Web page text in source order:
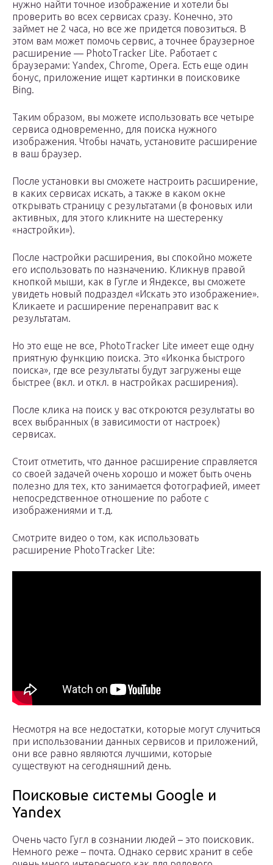
нужно найти точное изображение и хотели бы
проверить во всех сервисах сразу. Конечно, это
займет не 2 часа, но все же придется повозиться. В
этом вам может помочь сервис, а точнее браузерное
расширение — PhotoTracker Lite. Работает с
браузерами: Yandex, Chrome, Opera. Есть еще один
бонус, приложение ищет картинки в поисковике
Bing.
Таким образом, вы можете использовать все четыре
сервиса одновременно, для поиска нужного
изображения. Чтобы начать, установите расширение
в ваш браузер.
После установки вы сможете настроить расширение,
в каких сервисах искать, а также в каком окне
открывать страницу с результатами (в фоновых или
активных, для этого кликните на шестеренку
«настройки»).
После настройки расширения, вы спокойно можете
его использовать по назначению. Кликнув правой
кнопкой мыши, как в Гугле и Яндексе, вы сможете
увидеть новый подраздел «Искать это изображение».
Кликаете и расширение перенаправит вас к
результатам.
Но это еще не все, PhotoTracker Lite имеет еще одну
приятную функцию поиска. Это «Иконка быстрого
поиска», где все результаты будут загружены еще
быстрее (вкл. и откл. в настройках расширения).
После клика на поиск у вас откроются результаты во
всех выбранных (в зависимости от настроек)
сервисах.
Стоит отметить, что данное расширение справляется
со своей задачей очень хорошо и может быть очень
полезно для тех, кто занимается фотографией, имеет
непосредственное отношение по работе с
изображениями и т.д.
Смотрите видео о том, как использовать
расширение PhotoTracker Lite:
Несмотря на все недостатки, которые могут случиться
при использовании данных сервисов и приложений,
они все равно являются лучшими, которые
существуют на сегодняшний день.
Поисковые системы Google и
Yandex
Очень часто Гугл в сознании людей – это поисковик.
Немного реже – почта. Однако сервис хранит в себе